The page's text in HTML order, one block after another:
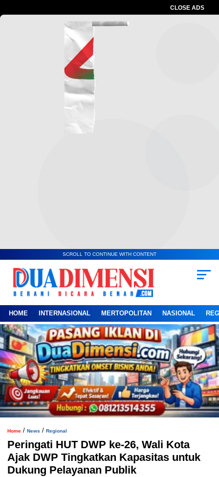
CLOSE ADS
SCROLL TO CONTINUE WITH CONTENT
HOME INTERNASIONAL MERTOPOLITAN NASIONAL
Home / News / Regional
Peringati HUT DWP ke-26, Wali Kota
Ajak DWP Tingkatkan Kapasitas untuk
Dukung Pelayanan Publik